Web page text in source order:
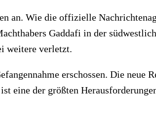
an. Wie die offizielle
Gaddafi in der
weitere verletzt.
erschossen. Die neue
eine der größten